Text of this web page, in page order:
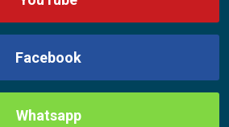
Facebook
Whatsapp